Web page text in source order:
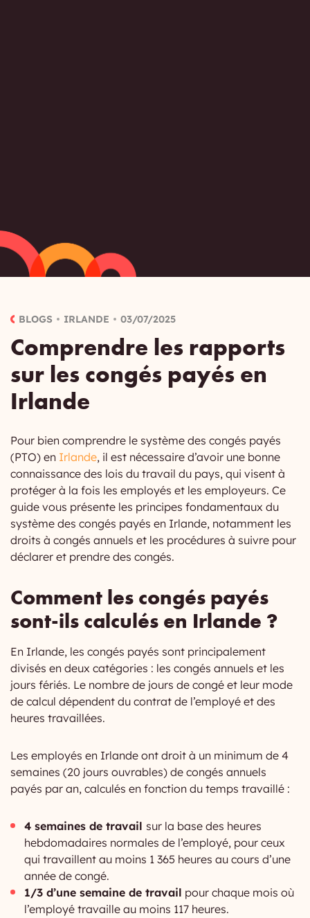
BLOGS IRLANDE 03/07/2025
Comprendre les rapports
sur les congés payés en
Irlande
Pour bien comprendre le système des congés payés
(PTO) en Irlande, il est nécessaire d’avoir une bonne
connaissance des lois du travail du pays, qui visent à
protéger à la fois les employés et les employeurs. Ce
guide vous présente les principes fondamentaux du
système des congés payés en Irlande, notamment les
droits à congés annuels et les procédures à suivre pour
déclarer et prendre des congés.
Comment les congés payés
sont-ils calculés en Irlande ?
En Irlande, les congés payés sont principalement
divisés en deux catégories : les congés annuels et les
jours fériés. Le nombre de jours de congé et leur mode
de calcul dépendent du contrat de l’employé et des
heures travaillées.
Les employés en Irlande ont droit à un minimum de 4
semaines (20 jours ouvrables) de congés annuels
payés par an, calculés en fonction du temps travaillé :
4 semaines de travail sur la base des heures
hebdomadaires normales de l’employé, pour ceux
qui travaillent au moins 1 365 heures au cours d’une
année de congé.
1/3 d’une semaine de travail pour chaque mois où
l’employé travaille au moins 117 heures.